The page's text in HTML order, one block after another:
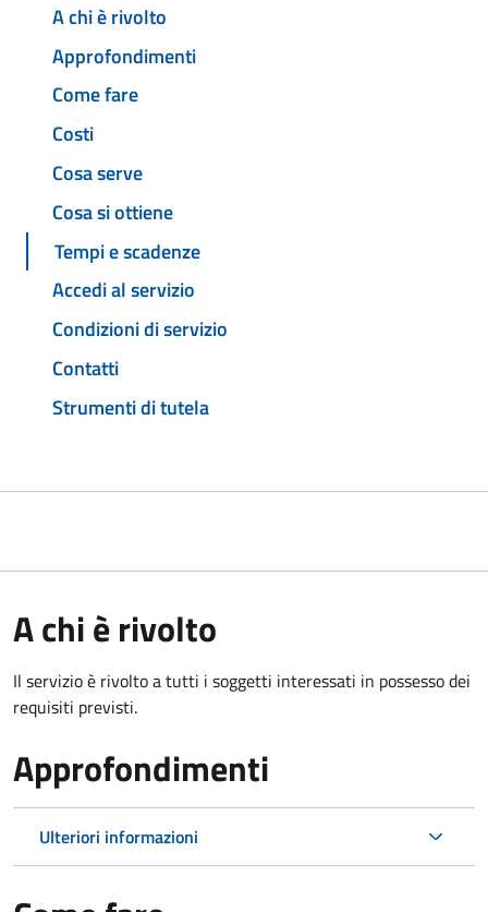
A chi è rivolto
Approfondimenti
Come fare
Costi
Cosa serve
Cosa si ottiene
Tempi e scadenze
Accedi al servizio
Condizioni di servizio
Contatti
Strumenti di tutela
A chi è rivolto
Il servizio è rivolto a tutti i soggetti interessati in possesso dei
requisiti previsti.
Approfondimenti
Ulteriori informazioni